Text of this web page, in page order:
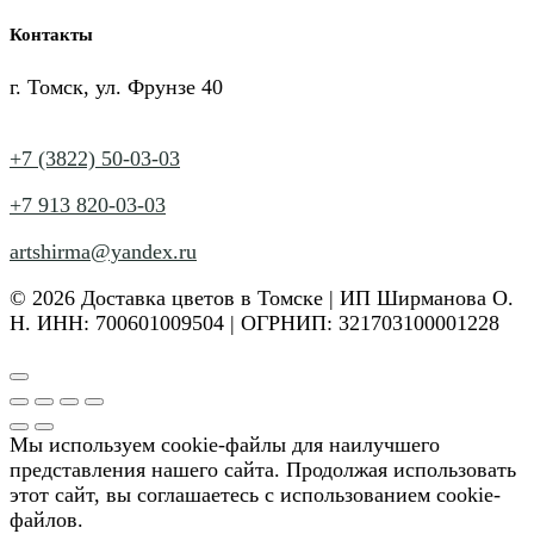
Контакты
г. Томск, ул. Фрунзе 40
+7 (3822) 50-03-03
+7 913 820-03-03
artshirma@yandex.ru
© 2026 Доставка цветов в Томске | ИП Ширманова О.
Н. ИНН: 700601009504 | ОГРНИП: 321703100001228
Мы используем cookie-файлы для наилучшего
представления нашего сайта. Продолжая использовать
этот сайт, вы соглашаетесь с использованием cookie-
файлов.